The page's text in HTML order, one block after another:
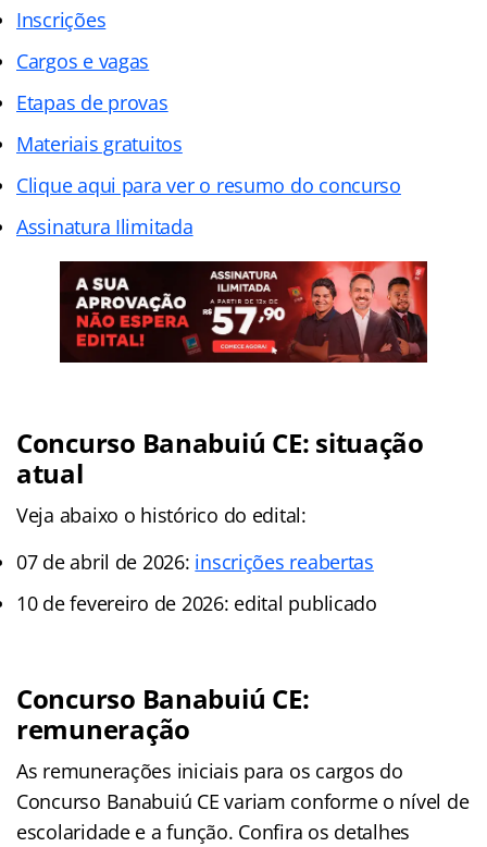
Inscrições
Cargos e vagas
Etapas de provas
Materiais gratuitos
Clique aqui para ver o resumo do concurso
Assinatura Ilimitada
Concurso Banabuiú CE: situação
atual
Veja abaixo o histórico do edital:
07 de abril de 2026: inscrições reabertas
10 de fevereiro de 2026: edital publicado
Concurso Banabuiú CE:
remuneração
As remunerações iniciais para os cargos do
Concurso Banabuiú CE variam conforme o nível de
escolaridade e a função. Confira os detalhes